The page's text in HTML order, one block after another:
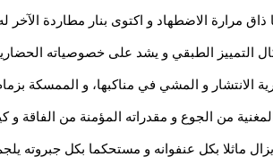
مرارة الاضطهاد و اكتوى بنار مطاردة
التمييز الطبقي و يشد على خصوصياته الحضارية
الانتشار و المشي في مناكبها، و الممسكة
من الجوع و مقدراته المؤمنة من
ماثلا بكل عنفوانه و مستحكما بكل جبروته